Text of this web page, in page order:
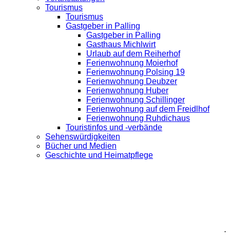
Tourismus
Tourismus
Gastgeber in Palling
Gastgeber in Palling
Gasthaus Michlwirt
Urlaub auf dem Reiherhof
Ferienwohnung Moierhof
Ferienwohnung Polsing 19
Ferienwohnung Deubzer
Ferienwohnung Huber
Ferienwohnung Schillinger
Ferienwohnung auf dem Freidlhof
Ferienwohnung Ruhdichaus
Touristinfos und -verbände
Sehenswürdigkeiten
Bücher und Medien
Geschichte und Heimatpflege
.